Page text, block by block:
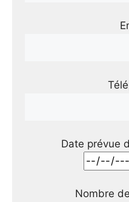
Date prévue
Nombre